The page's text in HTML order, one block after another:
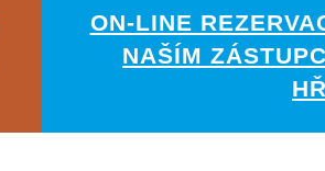
ON-LINE
NAŠÍM